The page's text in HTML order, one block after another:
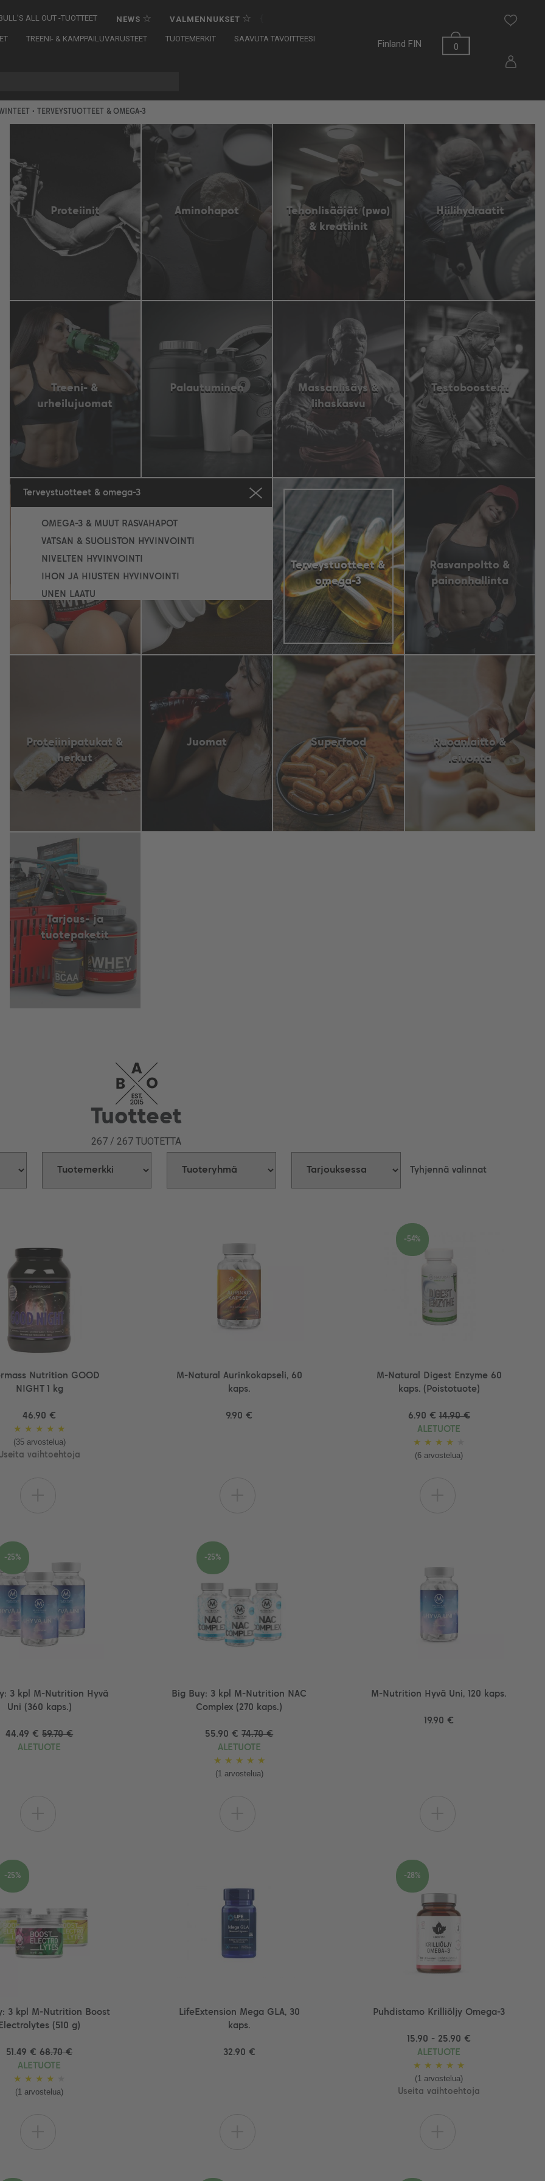
ALL OUT -TUOTTEET NEWS ☆ VALMENNUKSET ☆
TREENI- & KAMPPAILUVARUSTEET TUOTEMERKIT SAAVUTA TAVOITTEESI
0
Finland FIN
• TERVEYSTUOTTEET & OMEGA-3
Proteiinit Aminohapot
Tehonlisääjät (pwo)
& kreatiinit
Hiilihydraatit
Treeni- &
urheilujuomat
Palautuminen
Massanlisäys &
lihaskasvu
Testoboosterit
Ateriankorvikkeet
kivennäisaineet
Terveystuotteet & omega-3
OMEGA-3 & MUUT RASVAHAPOT
VATSAN & SUOLISTON HYVINVOINTI
NIVELTEN HYVINVOINTI
IHON JA HIUSTEN HYVINVOINTI
UNEN LAATU
SYDÄNTERVEYS
VIREYSTILA & KESKITTYMISKYKY
VASTUSTUSKYKY
KAIKKI TERVEYSTUOTTEET & OMEGA-3
KAIKKI LISÄRAVINTEET
Terveystuotteet &
omega-3
Rasvanpoltto &
painonhallinta
Proteiinipatukat &
herkut
Juomat Superfood
Ruoanlaitto &
leivonta
Tarjous- ja
tuotepaketit
Tuotteet
267 / 267 TUOTETTA
Tyhjennä valinnat
Nutrition GOOD
NIGHT 1 kg
46.90 €
★ ★ ★ ★ ★
(35 arvostelua)
vaihtoehtoja
M-Natural Aurinkokapseli, 60
kaps.
9.90 €
M-Natural Digest Enzyme 60
kaps. (Poistotuote)
6.90 € 14.90 €
ALETUOTE
★ ★ ★ ★
(6 arvostelua)
-54%
3 kpl M-Nutrition Hyvä
Uni (360 kaps.)
44.49 € 59.70 €
ALETUOTE
-25%
Big Buy: 3 kpl M-Nutrition NAC
Complex (270 kaps.)
55.90 € 74.70 €
ALETUOTE
★ ★ ★ ★ ★
(1 arvostelua)
-25%
M-Nutrition Hyvä Uni, 120 kaps.
19.90 €
3 kpl M-Nutrition Boost
(510 g)
51.49 € 68.70 €
ALETUOTE
★ ★ ★ ★
(1 arvostelua)
-25%
LifeExtension Mega GLA, 30
kaps.
32.90 €
Puhdistamo Krilliöljy Omega-3
15.90 - 25.90 €
ALETUOTE
★ ★ ★ ★ ★
(1 arvostelua)
Useita vaihtoehtoja
-28%